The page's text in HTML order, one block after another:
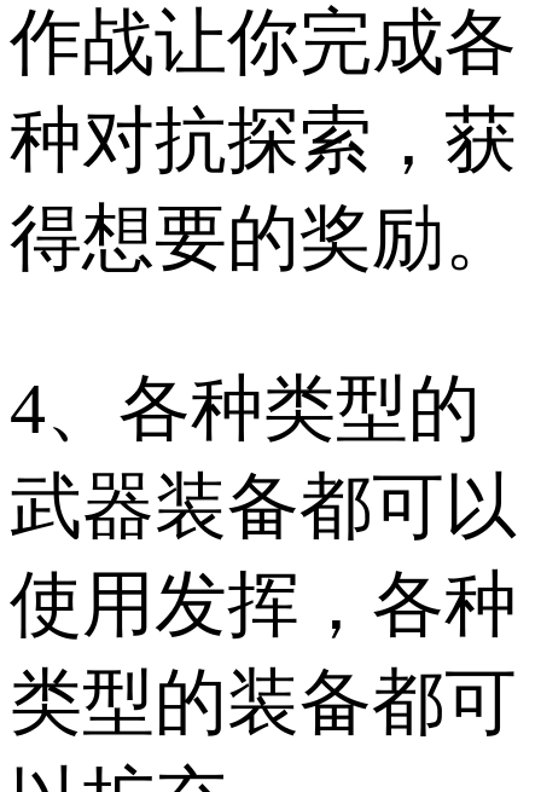
作战让你完成各
种对抗探索，获
得想要的奖励。
4、各种类型的
武器装备都可以
使用发挥，各种
类型的装备都可